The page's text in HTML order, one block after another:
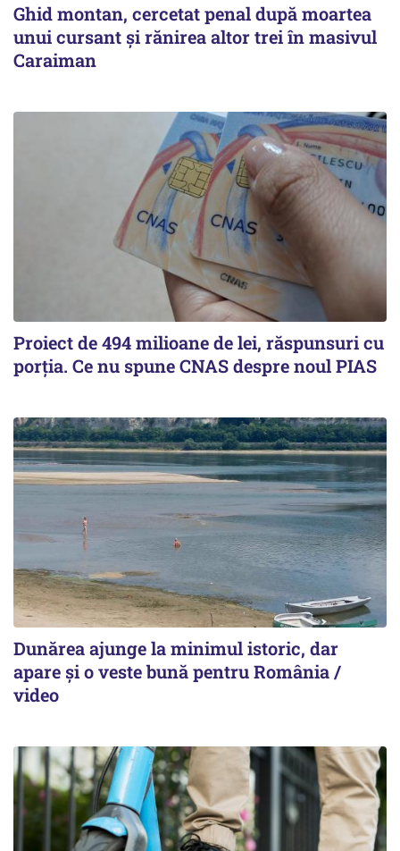
Ghid montan, cercetat penal după moartea
unui cursant și rănirea altor trei în masivul
Caraiman
Proiect de 494 milioane de lei, răspunsuri cu
porția. Ce nu spune CNAS despre noul PIAS
Dunărea ajunge la minimul istoric, dar
apare și o veste bună pentru România /
video